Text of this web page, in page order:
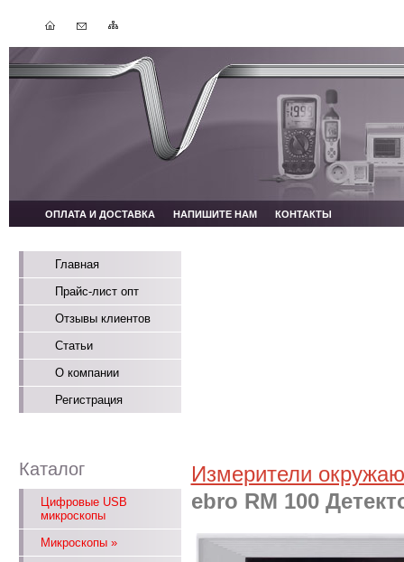
ОПЛАТА И ДОСТАВКА НАПИШИТЕ НАМ КОНТАКТЫ
Главная
Прайс-лист опт
Отзывы клиентов
Статьи
О компании
Регистрация
Каталог
Цифровые USB
микроскопы
Микроскопы»
Измерители
ebro RM 100